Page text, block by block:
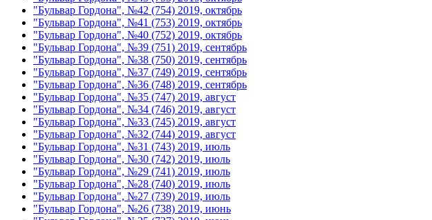
"Бульвар Гордона", №42 (754) 2019, октябрь
"Бульвар Гордона", №41 (753) 2019, октябрь
"Бульвар Гордона", №40 (752) 2019, октябрь
"Бульвар Гордона", №39 (751) 2019, сентябрь
"Бульвар Гордона", №38 (750) 2019, сентябрь
"Бульвар Гордона", №37 (749) 2019, сентябрь
"Бульвар Гордона", №36 (748) 2019, сентябрь
"Бульвар Гордона", №35 (747) 2019, август
"Бульвар Гордона", №34 (746) 2019, август
"Бульвар Гордона", №33 (745) 2019, август
"Бульвар Гордона", №32 (744) 2019, август
"Бульвар Гордона", №31 (743) 2019, июль
"Бульвар Гордона", №30 (742) 2019, июль
"Бульвар Гордона", №29 (741) 2019, июль
"Бульвар Гордона", №28 (740) 2019, июль
"Бульвар Гордона", №27 (739) 2019, июль
"Бульвар Гордона", №26 (738) 2019, июнь